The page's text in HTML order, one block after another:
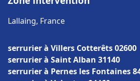
Lallaing, France
serrurier à Villers Cotterêts 02600
serrurier à Saint Alban 31140
serrurier à Pernes les Fontaines